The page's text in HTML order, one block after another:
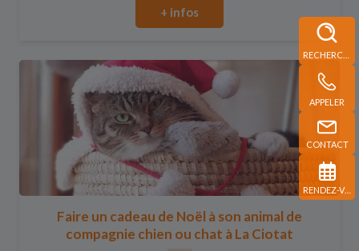
APPELER
CONTACT
RENDEZ-VOUS
+ infos
Faire un cadeau de Noël à son animal de
compagnie chien ou chat à La Ciotat